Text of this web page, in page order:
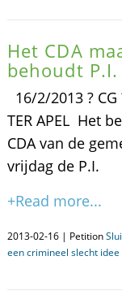
Het CDA
behoudt
16/2/2013 ?
TER APEL  Het
CDA van de
vrijdag de P.I.
+Read more...
2013-02-16 | Petition
een crimineel slecht idee